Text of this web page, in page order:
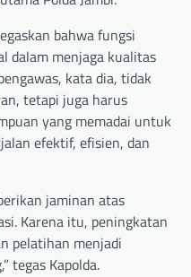
bahwa fungsi
dalam menjaga kualitas
kata dia, tidak
tetapi juga harus
yang memadai untuk
efektif, efisien, dan
jaminan atas
Karena itu, peningkatan
pelatihan menjadi
tegas Kapolda.